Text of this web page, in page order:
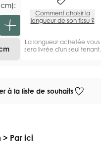
Comment choisir la
longueur de son tissu ?
La longueur achetée vous
sera livrée d'un seul tenant.
à la liste de souhaits
> Par ici